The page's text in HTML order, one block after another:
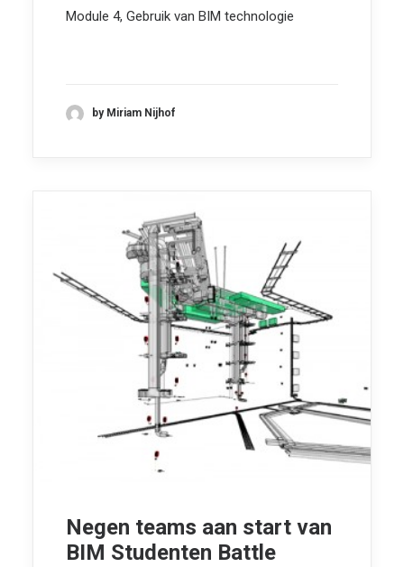
Module 4, Gebruik van BIM technologie
by Miriam Nijhof
Negen teams aan start van
BIM Studenten Battle